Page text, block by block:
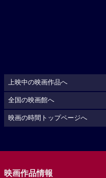
上映中の映画作品へ
全国の映画館へ
映画の時間トップページへ
映画作品情報